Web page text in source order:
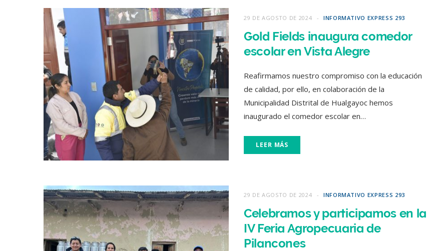
29 DE AGOSTO DE 2024 INFORMATIVO EXPRESS 293
Gold Fields inaugura comedor
escolar en Vista Alegre
Reafirmamos nuestro compromiso con la educación
de calidad, por ello, en colaboración de la
Municipalidad Distrital de Hualgayoc hemos
inaugurado el comedor escolar en…
LEER MÁS
29 DE AGOSTO DE 2024 INFORMATIVO EXPRESS 293
Celebramos y participamos en la
IV Feria Agropecuaria de
Pilancones